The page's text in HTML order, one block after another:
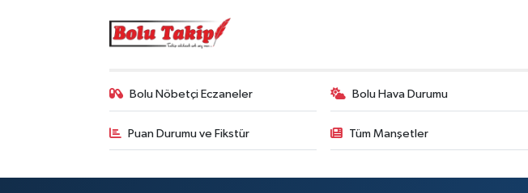
Bolu Nöbetçi Eczaneler Bolu Hava Durumu
Puan Durumu ve Fikstür Tüm Manşetler